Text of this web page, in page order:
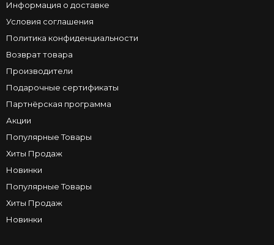
Информация о доставке
Условия соглашения
Политика конфиденциальности
Возврат товара
Производители
Подарочные сертификаты
Партнёрская программа
Акции
Популярные Товары
Хиты Продаж
Новинки
Популярные Товары
Хиты Продаж
Новинки